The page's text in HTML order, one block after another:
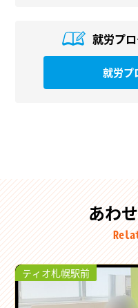
就労プ
就労プ
あわ
ティオ札幌駅前